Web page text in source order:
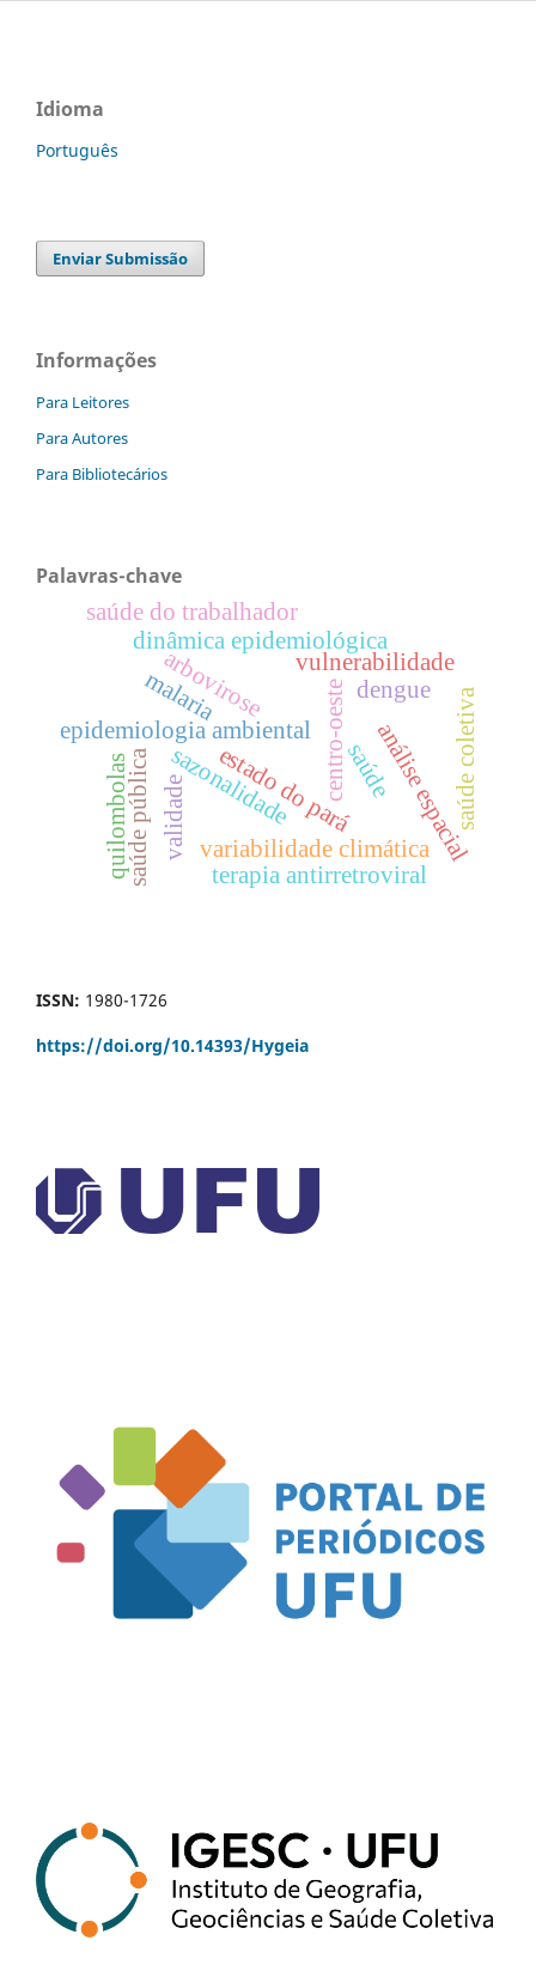
Idioma
Português
Enviar Submissão
Informações
Para Leitores
Para Autores
Para Bibliotecários
Palavras-chave
sazonalidade
epidemiologia ambiental
saúde pública estado do pará
variabilidade climática
análise espacial
arbovirose
dinâmica epidemiológica
centro-oeste
saúde do trabalhador
validade
vulnerabilidade
terapia antirretroviral
malaria saúde coletiva
dengue
saúde
quilombolas
ISSN: 1980-1726
https://doi.org/10.14393/Hygeia